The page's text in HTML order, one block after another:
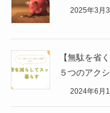
2025年3月3
【無駄を省
５つのアク
2024年6月